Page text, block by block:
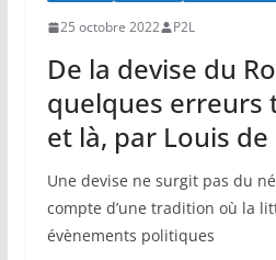
25 octobre 2022 P2L
De la devise du
quelques erreurs
et là, par Louis de
Une devise ne surgit pas du
compte d’une tradition où la
évènements politiques